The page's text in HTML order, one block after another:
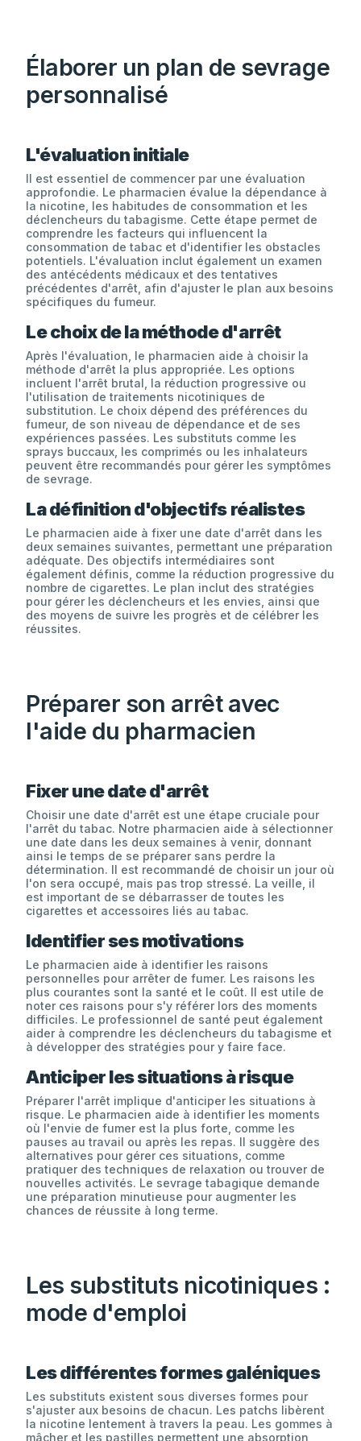
Élaborer un plan de sevrage
personnalisé
L'évaluation initiale
Il est essentiel de commencer par une évaluation
approfondie. Le pharmacien évalue la dépendance à
la nicotine, les habitudes de consommation et les
déclencheurs du tabagisme. Cette étape permet de
comprendre les facteurs qui influencent la
consommation de tabac et d'identifier les obstacles
potentiels. L'évaluation inclut également un examen
des antécédents médicaux et des tentatives
précédentes d'arrêt, afin d'ajuster le plan aux besoins
spécifiques du fumeur.
Le choix de la méthode d'arrêt
Après l'évaluation, le pharmacien aide à choisir la
méthode d'arrêt la plus appropriée. Les options
incluent l'arrêt brutal, la réduction progressive ou
l'utilisation de traitements nicotiniques de
substitution. Le choix dépend des préférences du
fumeur, de son niveau de dépendance et de ses
expériences passées. Les substituts comme les
sprays buccaux, les comprimés ou les inhalateurs
peuvent être recommandés pour gérer les symptômes
de sevrage.
La définition d'objectifs réalistes
Le pharmacien aide à fixer une date d'arrêt dans les
deux semaines suivantes, permettant une préparation
adéquate. Des objectifs intermédiaires sont
également définis, comme la réduction progressive du
nombre de cigarettes. Le plan inclut des stratégies
pour gérer les déclencheurs et les envies, ainsi que
des moyens de suivre les progrès et de célébrer les
réussites.
Préparer son arrêt avec
l'aide du pharmacien
Fixer une date d'arrêt
Choisir une date d'arrêt est une étape cruciale pour
l'arrêt du tabac. Notre pharmacien aide à sélectionner
une date dans les deux semaines à venir, donnant
ainsi le temps de se préparer sans perdre la
détermination. Il est recommandé de choisir un jour où
l'on sera occupé, mais pas trop stressé. La veille, il
est important de se débarrasser de toutes les
cigarettes et accessoires liés au tabac.
Identifier ses motivations
Le pharmacien aide à identifier les raisons
personnelles pour arrêter de fumer. Les raisons les
plus courantes sont la santé et le coût. Il est utile de
noter ces raisons pour s'y référer lors des moments
difficiles. Le professionnel de santé peut également
aider à comprendre les déclencheurs du tabagisme et
à développer des stratégies pour y faire face.
Anticiper les situations à risque
Préparer l'arrêt implique d'anticiper les situations à
risque. Le pharmacien aide à identifier les moments
où l'envie de fumer est la plus forte, comme les
pauses au travail ou après les repas. Il suggère des
alternatives pour gérer ces situations, comme
pratiquer des techniques de relaxation ou trouver de
nouvelles activités. Le sevrage tabagique demande
une préparation minutieuse pour augmenter les
chances de réussite à long terme.
Les substituts nicotiniques :
mode d'emploi
Les différentes formes galéniques
Les substituts existent sous diverses formes pour
s'ajuster aux besoins de chacun. Les patchs libèrent
la nicotine lentement à travers la peau. Les gommes à
mâcher et les pastilles permettent une absorption